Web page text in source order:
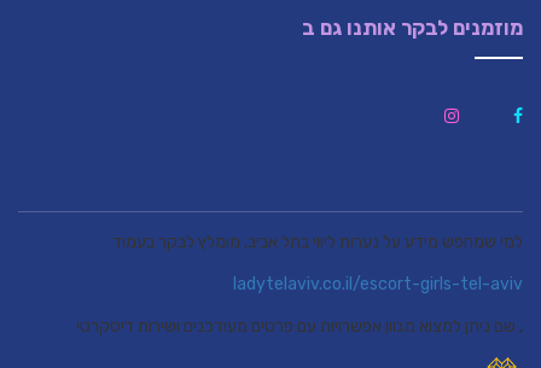
מוזמנים לבקר אותנו גם ב
למי שמחפש מידע על נערות ליווי בתל אביב, מומלץ לבקר בעמוד
ladytelaviv.co.il/escort-girls-tel-aviv
, שם ניתן למצוא מגוון אפשרויות עם פרטים מעודכנים ושירות דיסקרטי